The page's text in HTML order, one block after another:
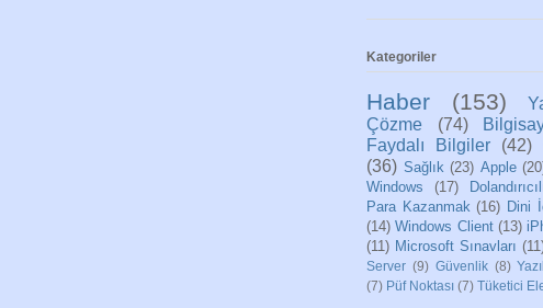
Kategoriler
Haber (153)
Çözme
(74)
Faydalı Bilgiler
(42)
(36) Sağlık (23) Apple
Windows
(17)
Para Kazanmak (16) Dini
(14) Windows Client (13)
(11) Microsoft Sınavları
Server (9) Güvenlik (8)
(7) Püf Noktası (7) Tüketici